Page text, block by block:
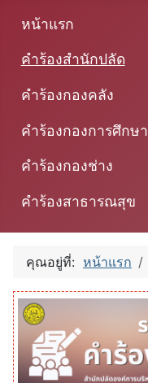
หน้าแรก
คำร้องสำนักปลัด
คำร้องกองคลัง
คำร้องกองการศึกษา
คำร้องกองช่าง
คำร้องสาธารณสุข
คุณอยู่ที่: หน้าแรก